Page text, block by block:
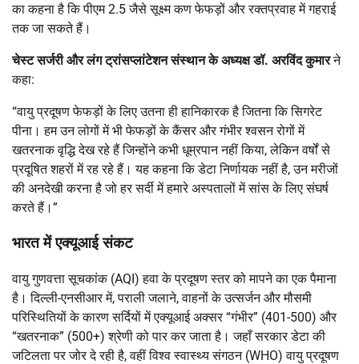
का कहना है कि पीएम 2.5 जैसे सूक्ष्म कण फेफड़ों और रक्तप्रवाह में गहराई
तक जा सकते हैं।
चेस्ट सर्जरी और लंग ट्रांसप्लांटेशन संस्थान के अध्यक्ष डॉ. अरविंद कुमारने
कहा:
“वायु प्रदूषण फेफड़ों के लिए उतना ही हानिकारक है जितना कि सिगरेट
पीना। हम उन लोगों में भी फेफड़ों के कैंसर और गंभीर श्वसन रोगों में
खतरनाक वृद्धि देख रहे हैं जिन्होंने कभी धूम्रपान नहीं किया, लेकिन वर्षों से
प्रदूषित शहरों में रह रहे हैं। यह कहना कि डेटा निर्णायक नहीं है, उन मरीजों
की अनदेखी करना है जो हर सर्दी में हमारे अस्पतालों में सांस के लिए संघर्ष
करते हैं।”
भारत में एक्यूआई संकट
वायु गुणवत्ता सूचकांक (AQI) हवा के प्रदूषण स्तर को मापने का एक पैमाना
है।दिल्ली-एनसीआर में, पराली जलाने, वाहनों के उत्सर्जन और मौसमी
परिस्थितियों के कारण सर्दियों में एक्यूआई अक्सर “गंभीर” (401-500) और
“खतरनाक” (500+) श्रेणी को पार कर जाता है। जहाँ सरकार डेटा की
जटिलता पर जोर दे रही है, वहीं विश्व स्वास्थ्य संगठन (WHO) वायु प्रदूषण